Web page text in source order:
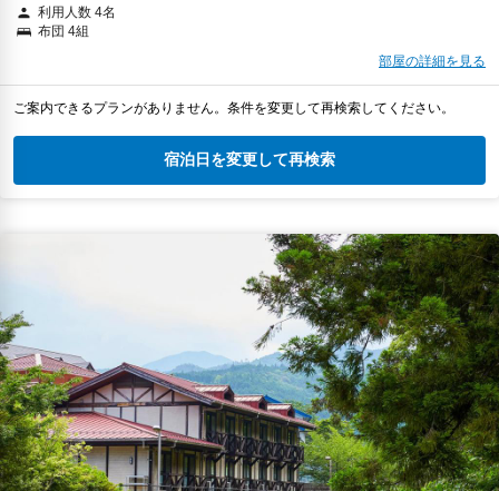
利用人数 4名
布団 4組
部屋の詳細を見る
ご案内できるプランがありません。条件を変更して再検索してください。
宿泊日を変更して再検索